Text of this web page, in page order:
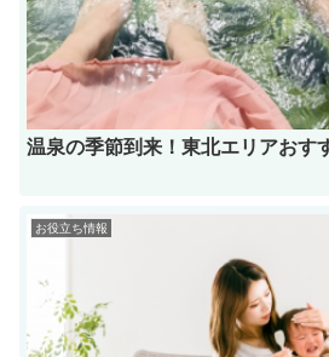
温泉の季節到来！東北エリアおす
お役立ち情報